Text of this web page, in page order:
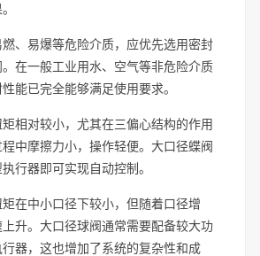
、易爆等危险介质，应优先选用密封
在一般工业用水、空气等非危险介质
能已完全能够满足使用要求。
相对较小，尤其在三偏心结构的作用
中摩擦力小，操作轻便。大口径蝶阀
行器即可实现自动控制。
在中小口径下较小，但随着口径增
升。大口径球阀通常需要配备较大功
器，这也增加了系统的复杂性和成